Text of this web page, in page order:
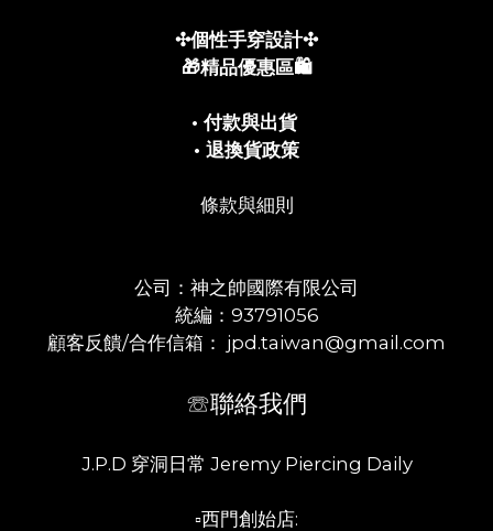
✣個性手穿設計✣
🎁精品優惠區🛍️
• 付款與出貨
• 退換貨政策
條款與細則
公司：神之帥國際有限公司
統編：93791056
顧客反饋/合作信箱： jpd.taiwan@gmail.com
☏聯絡我們
J.P.D 穿洞日常 Jeremy Piercing Daily
▫️西門創始店: